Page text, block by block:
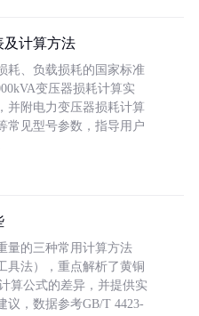
及计算方法
耗、负载损耗的国家标准
变压器损耗计算实
并附电力变压器损耗计算
常见型号参数，指导用户
量的三种常用计算方法
具法），重点解析了黄铜
算公式的差异，并提供实
议，数据参考GB/T 4423-